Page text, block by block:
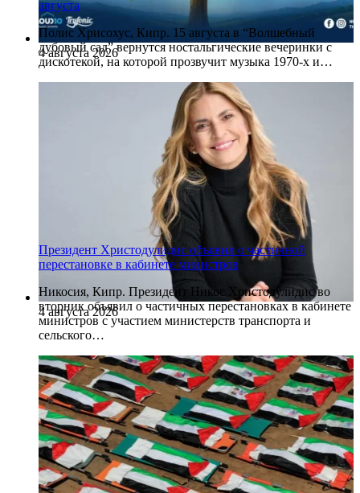
4 августа 2026
августа
Полис Хрисохус, Кипр. 15 августа в “Волшебный
дубовый сад” вернутся ностальгические вечеринки с
дискотекой, на которой прозвучит музыка 1970-х и…
4 августа 2026
Президент Христодулидис объявил о частичной
перестановке в кабинете министров
Никосия, Кипр. Президент Никос Христодулидис во
вторник объявил о частичных перестановках в кабинете
министров с участием министерств транспорта и
сельского…